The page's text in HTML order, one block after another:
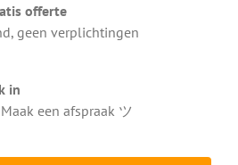
offerte
geen verplichtingen
in
een afspraak ツ